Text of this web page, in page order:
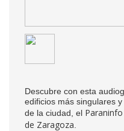
Descubre con esta
edificios más singulares
de la ciudad, el
de Zaragoza